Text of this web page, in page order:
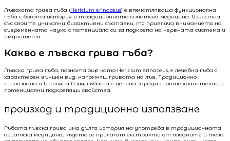
Лъвската грива гъба (Hericium erinaceus) е впечатляваща функционална
гъба с богата история в традиционната азиатска медицина. Известна
със своите уникални биоактивни съставки, тя привлича вниманието на
съвременната наука с потенциала си за подкрепа на нервната система и
имунитета.
Какво е лъвска грива гъба?
Лъвска грива гъба, позната още като Hericium erinaceus, е лечебна гъба с
характерен външен вид, напомнящ гривата на лъв. Традиционно
използвана в Източна Азия, гъбата е ценена заради своите хранителни и
потенциални подкрепящи свойства.
произход и традиционно използване
Гъбата лъвска грива има дълга история на употреба в традиционната
азиатска медицина, където се прилагат екстракти от плодните ѝ тела